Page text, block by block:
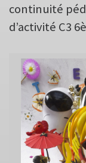
continuité
d’activité C3